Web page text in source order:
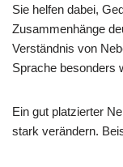
Sie helfen dabei,
Zusammenhänge
Verständnis von
Sprache besonders
Ein gut platzierter
stark verändern.